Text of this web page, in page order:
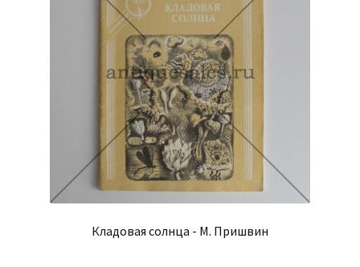
Кладовая солнца - М. Пришвин